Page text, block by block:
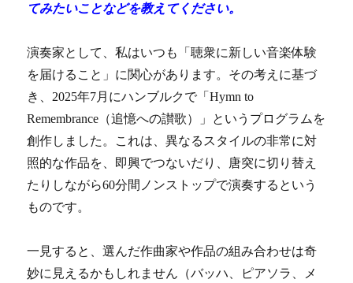
てみたいことなどを教えてください。
演奏家として、私はいつも「聴衆に新しい音楽体験
を届けること」に関心があります。その考えに基づ
き、2025年7月にハンブルクで「Hymn to
Remembrance（追憶への讃歌）」というプログラムを
創作しました。これは、異なるスタイルの非常に対
照的な作品を、即興でつないだり、唐突に切り替え
たりしながら60分間ノンストップで演奏するという
ものです。
一見すると、選んだ作曲家や作品の組み合わせは奇
妙に見えるかもしれません（バッハ、ピアソラ、メ